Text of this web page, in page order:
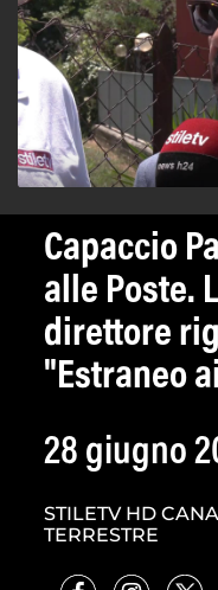
Capaccio
alle Poste.
direttore
"Estraneo
28 giugno
STILETV HD
TERRESTRE